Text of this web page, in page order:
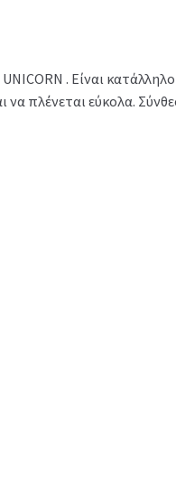
. Είναι
πλένεται εύκολα.